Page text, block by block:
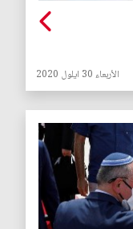
الأربعاء 30 ايلول 2020